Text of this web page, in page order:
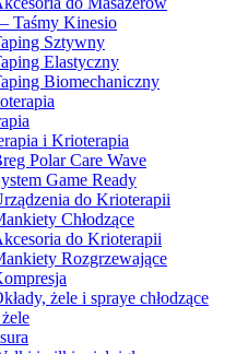
Taśmy Kinesio
Sztywny
Elastyczny
Biomechaniczny
i Krioterapia
Polar Care Wave
Game Ready
do Krioterapii
Chłodzące
do Krioterapii
Rozgrzewające
żele i spraye chłodzące